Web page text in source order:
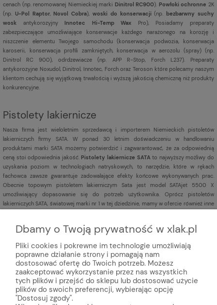
cenach (np. renomowanej Niemieckiej marki Dinitrol RC900). Powłoki ochronne 2K
(np. U-Pol Raptor, Novol Cobra),woski do konserwacji (np. bezbarwny suchy
wosk antykorozyjny Innotec Hi-Temp Wax Pro), Posiadamy preparaty
zabezpieczające umożliwiające konserwacje każdego narażonego na korozję i
niszczenie elementu Twojego samochodu (konserwacja podwozia, konserwacja
karoserii, konserwacja profili zamkniętych, konserwacja w aerozolu (spray) (np.
Dinitrol RC 900), odrdzewiacze (np. APP R-Stop, Forch L237). Preparaty
antykorozyjne Noxudol, Dinitrol, Innotec, Forch oraz Teroson które polecamy naszym
klientom cechują się wyjątkową trwałością i wyższą jakością chemiczną niż produkty
konkurencyjne.
Pistolety lakiernicze
Nasza firma jest wieloletnim sprzedawcą i importerem Niemieckich pistoletów
lakierniczych firmy SATA. W ponad 30 letnim doświadczeniu w handlowaniu
produktami marki SATA możemy potwierdzić i zagwarantować, że za odpowiednią
ceną stoi odpowiednia jakość. Pistolety lakiernicze SATAto najwyższy możliwy do
uzyskania poziom w technologiach natryskowych, to narzędzie, które w rękach
fachowca zawsze gwarantuje zadowalające efekty końcowe wykonywanych prac.
Obecnie topowym pistoletem lakierniczym Sata jest model SATAjet 5500 X
umożliwiający dopasowanie się do potrzeb użytkownika. Oprócz pistoletów
lakierniczych SATA, światowej marki nr 1 w tej dziedzinie, mamy w ofercie również inne
© Internetowy sklep lakierniczy xlak.pl ★ ★
Dbamy o Twoją prywatność w xlak.pl
Pliki cookies i pokrewne im technologie umożliwiają
poprawne działanie strony i pomagają nam
dostosować ofertę do Twoich potrzeb. Możesz
zaakceptować wykorzystanie przez nas wszystkich
tych plików i przejść do sklepu lub dostosować użycie
plików do swoich preferencji, wybierając opcję
"Dostosuj zgody".